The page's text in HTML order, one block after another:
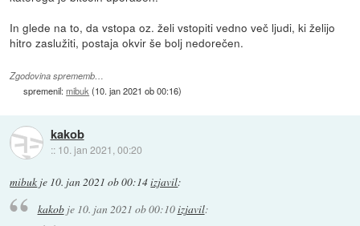
In glede na to, da vstopa oz. želi vstopiti vedno več ljudi, ki želijo
hitro zaslužiti, postaja okvir še bolj nedorečen.
Zgodovina sprememb…
spremenil:mibuk (10. jan 2021 ob 00:16)
kakob
:: 10. jan 2021, 00:20
mibuk je 10. jan 2021 ob 00:14izjavil:
kakobje 10. jan 2021 ob 00:10izjavil: